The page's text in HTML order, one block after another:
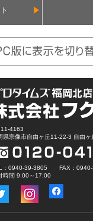
4163
県宗像市自由ヶ丘11-22-3 自由ヶ
：0940-39-3805 FAX：0940-
時間 9:00～17:00